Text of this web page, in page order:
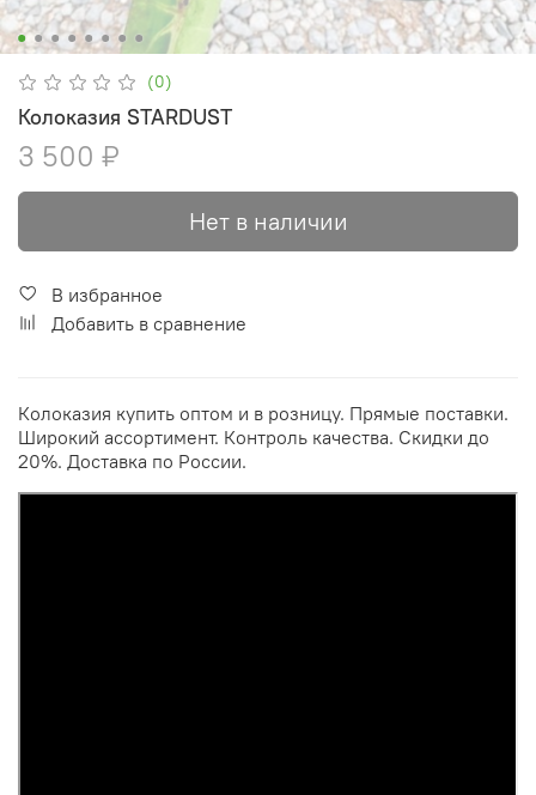
(0)
Колоказия STARDUST
3 500 ₽
Нет в наличии
В избранное
Добавить в сравнение
Колоказия купить оптом и в розницу. Прямые поставки.
Широкий ассортимент. Контроль качества. Скидки до
20%. Доставка по России.